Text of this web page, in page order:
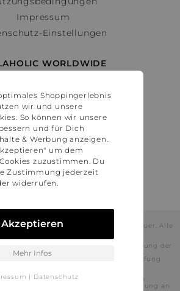
Impressum
Einstellungen
WORLDWIDE
Österreich
Schweiz
France
United States
in munich.
geltenden gesetzlichen Mehrwertsteuer. Alle
beinhalten Rabatte, die durch die Nutzung der
Seiten unserer Partner voraussichtlich
Stylaholic führt keine vollständige Prüfung
und es kann daher in Einzelfällen
abweichend von unserem
Shop nicht oder nur teilweise
Darüber hinaus kann deren Verwendung an
Shoppingerlebnis
wir und unsere
So können wir unsere
und für Dich
& Werbung anzeigen.
um dem
zuzustimmen. Du
Zustimmung jederzeit
widerrufen.
Akzeptieren
Mehr Infos
| Datenschutz